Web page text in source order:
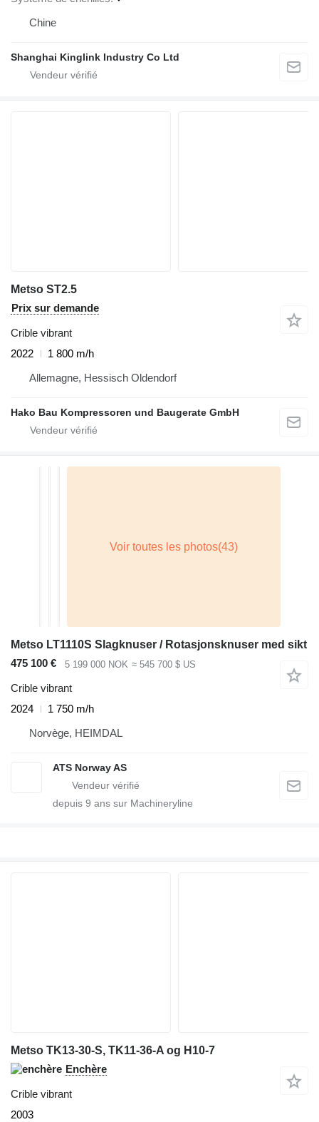
Chine
Shanghai Kinglink Industry Co Ltd
Metso ST2.5
Prix sur demande
Crible vibrant
2022
1 800 m/h
Allemagne, Hessisch Oldendorf
Hako Bau Kompressoren und Baugerate GmbH
Metso LT1110S Slagknuser / Rotasjonsknuser med sikt
475 100 €
5 199 000 NOK ≈ 545 700 $ US
Crible vibrant
2024
1 750 m/h
Norvège, HEIMDAL
ATS Norway AS
depuis 9 ans sur Machineryline
Metso TK13-30-S, TK11-36-A og H10-7
Enchère
Crible vibrant
2003